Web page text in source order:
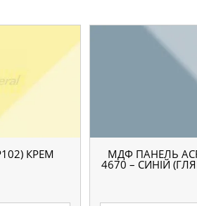
КРЕМ МДФ ПАНЕЛЬ
4670 – СИНІЙ